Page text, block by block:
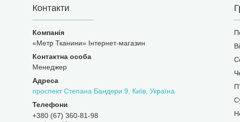
Контакти
«Метр Тканини» Інтернет-магазин
Менеджер
проспект Степана Бандери 9, Київ, Україна
+380 (67) 360-81-98